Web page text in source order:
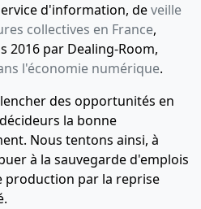
d'information, deveille
collectives en France,
2016 par Dealing-Room,
l'économie numérique.
des opportunités en
la bonne
Nous tentons ainsi, à
à la sauvegarde d'emplois
production par la reprise